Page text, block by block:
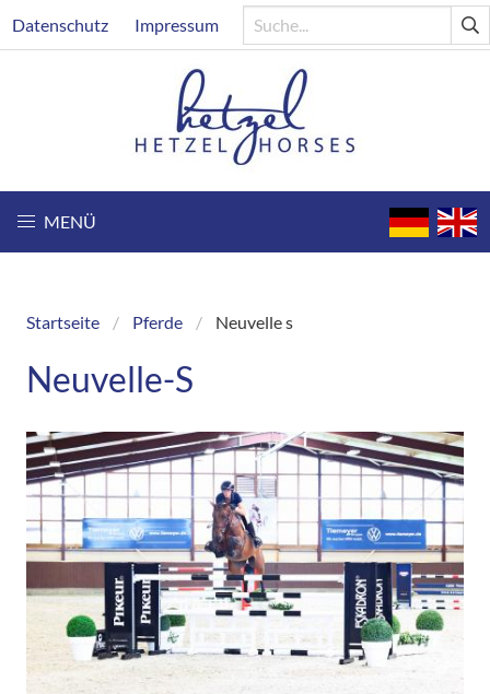
zum
Header
Datenschutz Impressum
MENÜ
Breadcrumb
Startseite Pferde Neuvelle s
Neuvelle-S